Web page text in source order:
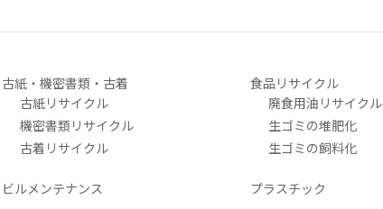
古紙・機密書類・古着
古紙リサイクル
機密書類リサイクル
古着リサイクル
ビルメンテナンス
食品リサイクル
廃食用油リサイクル
生ゴミの堆肥化
生ゴミの飼料化
プラスチック